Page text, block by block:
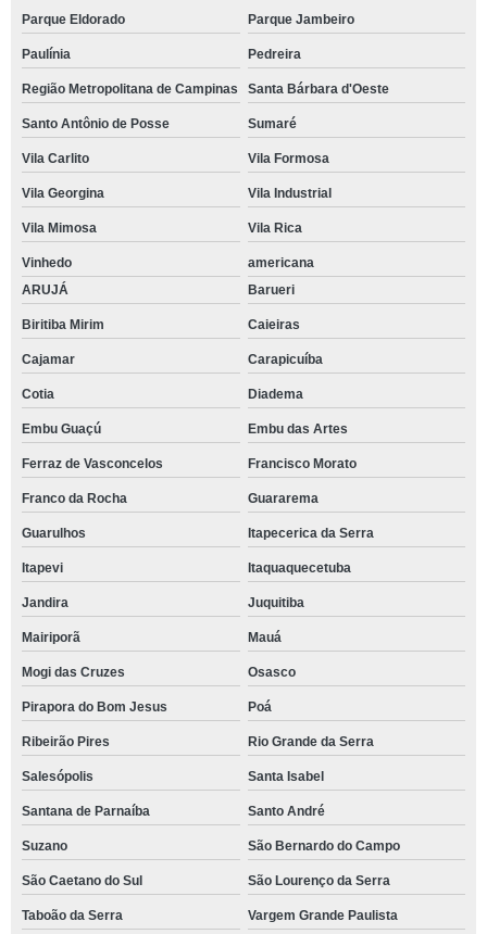
Parque Eldorado Parque Jambeiro
Paulínia Pedreira
Região Metropolitana de Campinas Santa Bárbara d'Oeste
Santo Antônio de Posse Sumaré
Vila Carlito Vila Formosa
Vila Georgina Vila Industrial
Vila Mimosa Vila Rica
Vinhedo
americana
ARUJÁ
Barueri
Biritiba Mirim Caieiras
Cajamar Carapicuíba
Cotia Diadema
Embu Guaçú Embu das Artes
Ferraz de Vasconcelos Francisco Morato
Franco da Rocha Guararema
Guarulhos Itapecerica da Serra
Itapevi Itaquaquecetuba
Jandira Juquitiba
Mairiporã Mauá
Mogi das Cruzes Osasco
Pirapora do Bom Jesus Poá
Ribeirão Pires Rio Grande da Serra
Salesópolis Santa Isabel
Santana de Parnaíba Santo André
Suzano São Bernardo do Campo
São Caetano do Sul São Lourenço da Serra
Taboão da Serra
Vargem Grande Paulista